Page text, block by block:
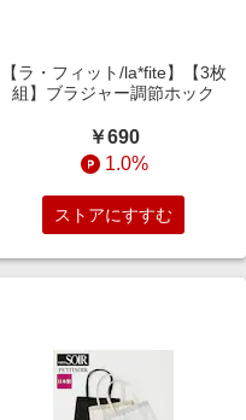
【ラ・フィット/la*fite】【3枚
組】ブラジャー調節ホック
￥690
1.0%
ストアにすすむ